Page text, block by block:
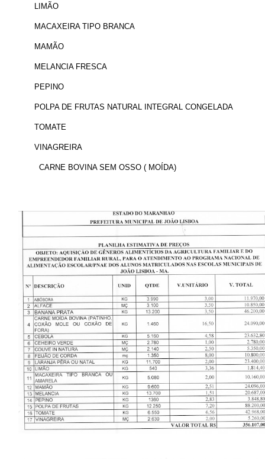
LIMÃO
MACAXEIRA TIPO BRANCA
MAMÃO
MELANCIA FRESCA
PEPINO
POLPA DE FRUTAS NATURAL INTEGRAL CONGELADA
TOMATE
VINAGREIRA
CARNE BOVINA SEM OSSO ( MOÍDA)